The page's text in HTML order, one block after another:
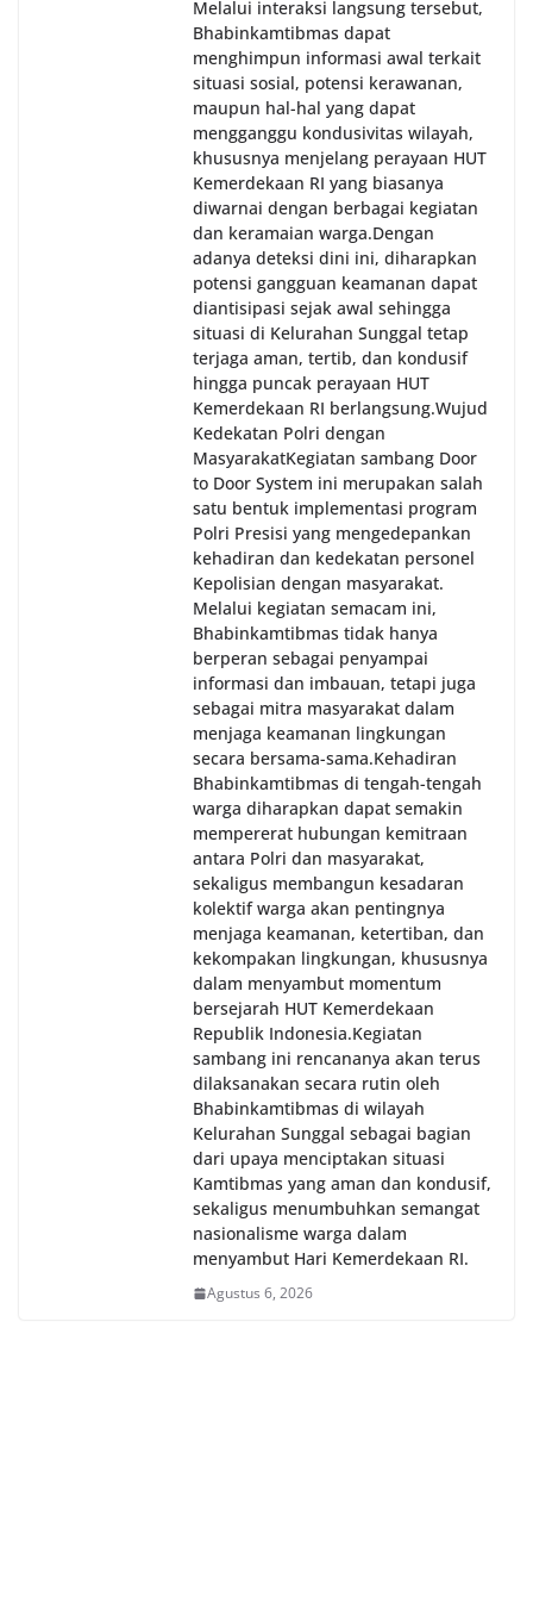
Melalui interaksi langsung tersebut,
Bhabinkamtibmas dapat
menghimpun informasi awal terkait
situasi sosial, potensi kerawanan,
maupun hal-hal yang dapat
mengganggu kondusivitas wilayah,
khususnya menjelang perayaan HUT
Kemerdekaan RI yang biasanya
diwarnai dengan berbagai kegiatan
dan keramaian warga.‎‎Dengan
adanya deteksi dini ini, diharapkan
potensi gangguan keamanan dapat
diantisipasi sejak awal sehingga
situasi di Kelurahan Sunggal tetap
terjaga aman, tertib, dan kondusif
hingga puncak perayaan HUT
Kemerdekaan RI berlangsung.‎‎Wujud
Kedekatan Polri dengan
Masyarakat‎Kegiatan sambang Door
to Door System ini merupakan salah
satu bentuk implementasi program
Polri Presisi yang mengedepankan
kehadiran dan kedekatan personel
Kepolisian dengan masyarakat.
Melalui kegiatan semacam ini,
Bhabinkamtibmas tidak hanya
berperan sebagai penyampai
informasi dan imbauan, tetapi juga
sebagai mitra masyarakat dalam
menjaga keamanan lingkungan
secara bersama-sama.‎‎Kehadiran
Bhabinkamtibmas di tengah-tengah
warga diharapkan dapat semakin
mempererat hubungan kemitraan
antara Polri dan masyarakat,
sekaligus membangun kesadaran
kolektif warga akan pentingnya
menjaga keamanan, ketertiban, dan
kekompakan lingkungan, khususnya
dalam menyambut momentum
bersejarah HUT Kemerdekaan
Republik Indonesia.‎Kegiatan
sambang ini rencananya akan terus
dilaksanakan secara rutin oleh
Bhabinkamtibmas di wilayah
Kelurahan Sunggal sebagai bagian
dari upaya menciptakan situasi
Kamtibmas yang aman dan kondusif,
sekaligus menumbuhkan semangat
nasionalisme warga dalam
menyambut Hari Kemerdekaan RI.
Agustus 6, 2026